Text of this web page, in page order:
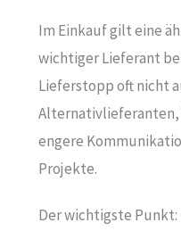
Im Einkauf gilt eine
wichtiger Lieferant
Lieferstopp oft nicht
engere
Projekte.
Der wichtigste